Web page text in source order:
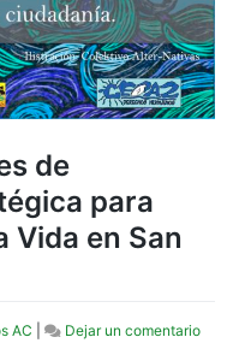
de
para
Vida en San
AC Dejar un comentarioen